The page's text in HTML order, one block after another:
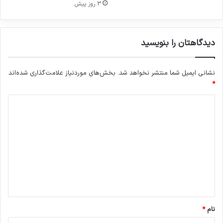
انجمن دفاع از قربانیان تروریسم
انگلستان
قربانیان تروریسم
کپی لینک
3 روز پیش
دیدگاهتان را بنویسید
نشانی ایمیل شما منتشر نخواهد شد. بخش‌های موردنیاز علامت‌گذاری شده‌اند
*
نام*